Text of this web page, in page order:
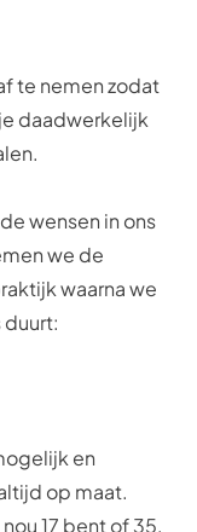
te nemen zodat
daadwerkelijk
wensen in ons
we de
waarna we
en
op maat.
17 bent of 35,